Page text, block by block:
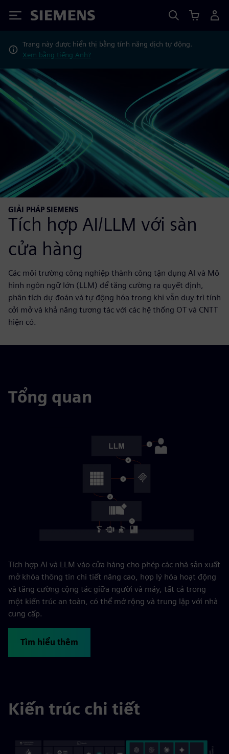
Siemens
Trang này được hiển thị bằng tính năng dịch tự động.
Xem bằng tiếng Anh?
GIẢI PHÁP SIEMENS
Tích hợp AI/LLM với sàn
cửa hàng
Các môi trường công nghiệp thành công tận dụng AI và Mô
hình ngôn ngữ lớn (LLM) để tăng cường ra quyết định,
phân tích dự đoán và tự động hóa trong khi vẫn duy trì tính
cởi mở và khả năng tương tác với các hệ thống OT và CNTT
hiện có.
Tổng quan
Tích hợp AI và LLM vào cửa hàng cho phép các nhà sản xuất
mở khóa thông tin chi tiết nâng cao, hợp lý hóa hoạt động
và tăng cường cộng tác giữa người và máy, tất cả trong
một kiến trúc an toàn, có thể mở rộng và trung lập với nhà
cung cấp.
Tìm hiểu thêm
Kiến trúc chi tiết